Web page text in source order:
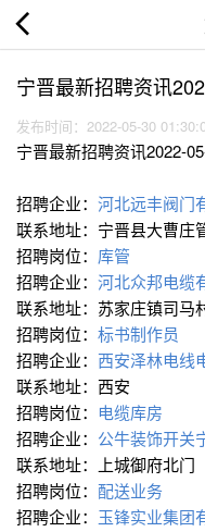
宁晋最新招聘资讯
发布时间：2022-05-30
宁晋最新招聘资讯2022-
招聘企业： 河北远丰阀门
联系地址：宁晋县大曹庄
招聘岗位： 库管
招聘企业： 河北众邦电缆
联系地址：苏家庄镇司马
招聘岗位： 标书制作员
招聘企业： 西安泽林电线
联系地址：西安
招聘岗位： 电缆库房
招聘企业： 公牛装饰开关
联系地址：上城御府北门
招聘岗位： 配送业务
招聘企业： 玉锋实业集团